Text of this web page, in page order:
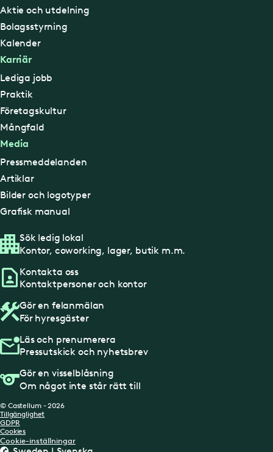
Aktie och utdelning
Bolagsstyrning
Kalender
Karriär
Lediga jobb
Praktik
Företagskultur
Mångfald
Media
Pressmeddelanden
Artiklar
Bilder och logotyper
Grafisk manual
Sök ledig lokal
Kontor, coworking, lager, butik m.m.
Kontakta oss
Kontaktpersoner och kontor
Gör en felanmälan
För hyresgäster
Läs och prenumerera
Pressutskick och nyhetsbrev
Gör en visselblåsning
Om något inte står rätt till
© Castellum - 2026
Tillgänglighet
GDPR
Cookies
Cookie-inställningar